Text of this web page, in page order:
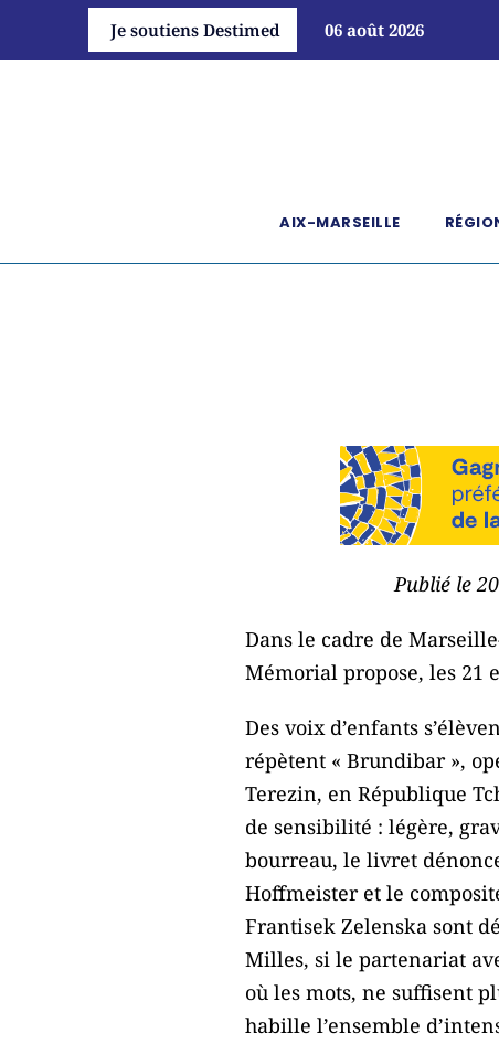
Je soutiens Destimed 06 août 2026
AIX-MARSEILLE
Publié le
Dans le cadre de
Mémorial propose, les 21
Des voix d’enfants
répètent « Brundibar »,
Terezin, en République
de sensibilité : légère,
bourreau, le livret
Hoffmeister et le
Frantisek Zelenska sont
Milles, si le partenariat
où les mots, ne suffisent
habille l’ensemble